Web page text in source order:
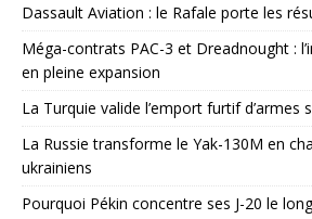
Dassault Aviation : le Rafale porte les
Méga-contrats PAC-3 et Dreadnought :
en pleine expansion
La Turquie valide l’emport furtif d’armes
La Russie transforme le Yak-130M en
ukrainiens
Pourquoi Pékin concentre ses J-20 le